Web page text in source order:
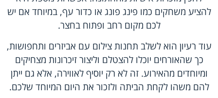
להציע משחקים כמו פינג פונג או כדור עף, במיוחד אם יש
לכם מקום רחב ופתוח בחצר.
עוד רעיון הוא לשלב תחנות צילום עם אביזרים ותחפושות,
כך שהאורחים יוכלו להצטלם וליצור זיכרונות מצחיקים
ומיוחדים מהאירוע. זה לא רק יוסיף לאווירה, אלא גם ייתן
להם משהו לקחת הביתה ולזכור את היום המיוחד שלכם.